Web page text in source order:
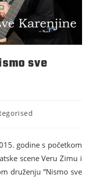
sve
godine s početkom
scene Veru Zimu i
druženju “Nismo sve